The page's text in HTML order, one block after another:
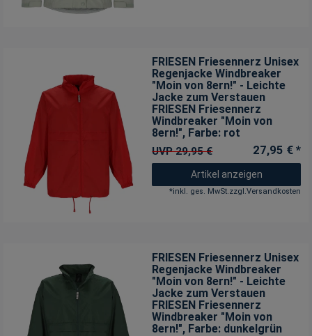
FRIESEN Friesennerz Unisex
Regenjacke Windbreaker
"Moin von 8ern!" - Leichte
Jacke zum Verstauen
FRIESEN Friesennerz
Windbreaker "Moin von
8ern!", Farbe: rot
UVP 29,95 € 27,95 € *
Artikel anzeigen
*inkl. ges. MwSt.zzgl.Versandkosten
FRIESEN Friesennerz Unisex
Regenjacke Windbreaker
"Moin von 8ern!" - Leichte
Jacke zum Verstauen
FRIESEN Friesennerz
Windbreaker "Moin von
8ern!", Farbe: dunkelgrün